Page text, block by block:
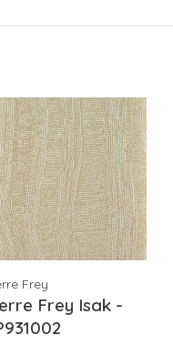
Frey
Frey Isak -